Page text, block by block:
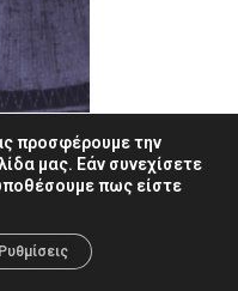
προσφέρουμε την
μας. Εάν συνεχίσετε
πως είστε
Ρυθμίσεις